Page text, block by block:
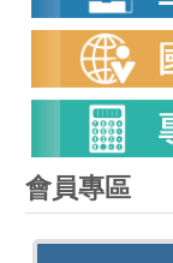
會員專區